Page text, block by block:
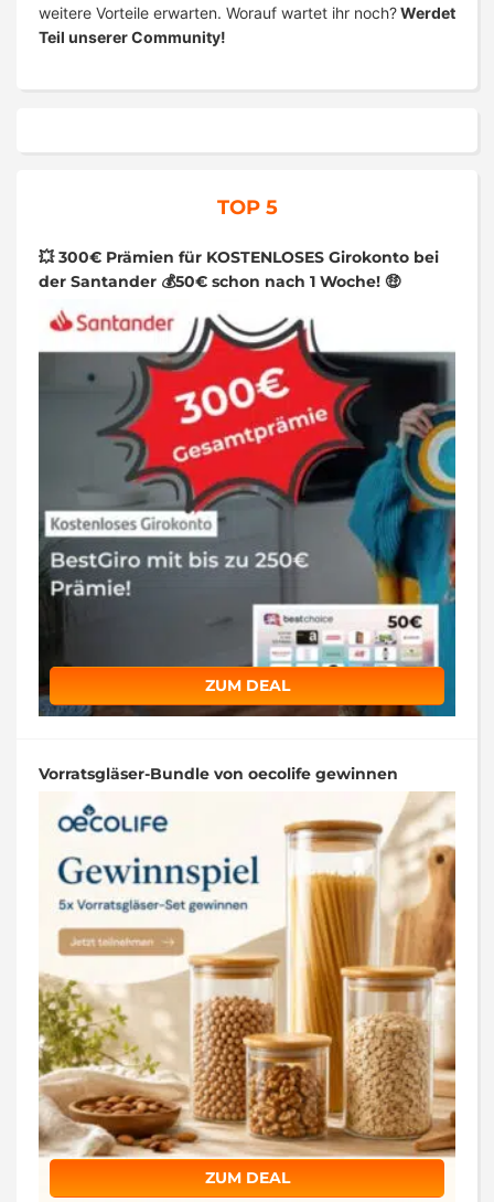
weitere Vorteile erwarten. Worauf wartet ihr noch?Werdet
Teil unserer Community!
TOP 5
💥 300€ Prämien für KOSTENLOSES Girokonto bei
der Santander 💰50€ schon nach 1 Woche! 🤑
ZUM DEAL
Vorratsgläser-Bundle von oecolife gewinnen
ZUM DEAL